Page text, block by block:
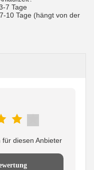
7 Tage
10 Tage (hängt von der
diesen Anbieter